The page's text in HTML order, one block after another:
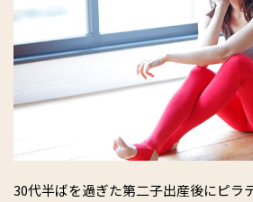
30代半ばを過ぎた第二子出産後にピラ